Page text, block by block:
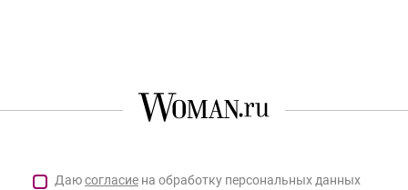
Даюсогласие на обработку персональных данных